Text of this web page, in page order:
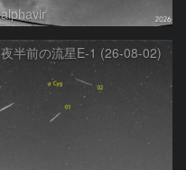
alphavir
夜半前の流星E-1 (26-08-02)